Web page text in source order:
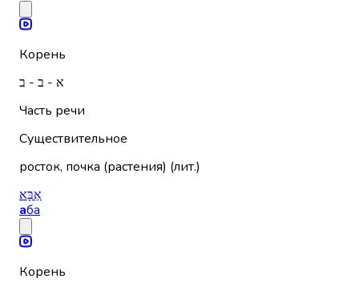
Корень
א - ב - ב
Часть речи
Существительное
росток, почка (растения) (лит.)
אַבָּא
аба
Корень